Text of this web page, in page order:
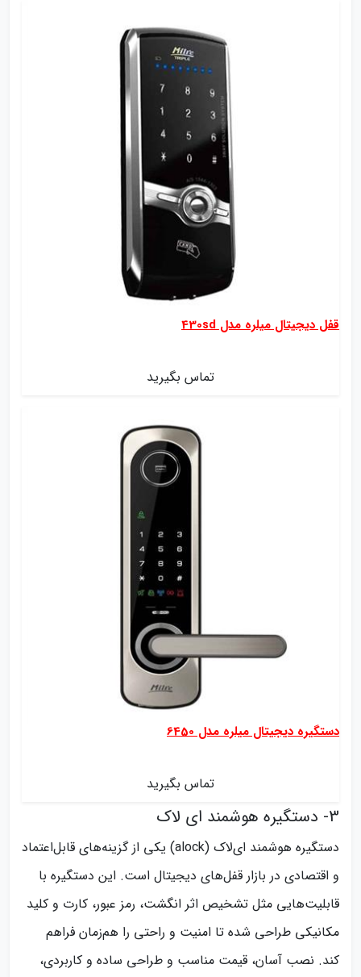
قفل دیجیتال میلره مدل 430sd
تماس بگیرید
دستگیره دیجیتال میلره مدل 6450
تماس بگیرید
3- دستگیره هوشمند ای لاک
دستگیره هوشمند ای‌لاک (alock) یکی از گزینه‌های قابل‌اعتماد
و اقتصادی در بازار قفل‌های دیجیتال است. این دستگیره با
قابلیت‌هایی مثل تشخیص اثر انگشت، رمز عبور، کارت و کلید
مکانیکی طراحی شده تا امنیت و راحتی را هم‌زمان فراهم
کند. نصب آسان، قیمت مناسب و طراحی ساده و کاربردی،